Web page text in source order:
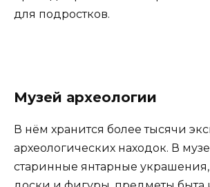
для подростков.
Музей археологии
В нём хранится более тысячи
археологических находок. В
старинные янтарные